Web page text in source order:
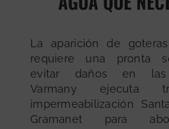
La aparición de
requiere una pronta
evitar daños en las
Varmany ejecuta
impermeabilización
Gramanet para